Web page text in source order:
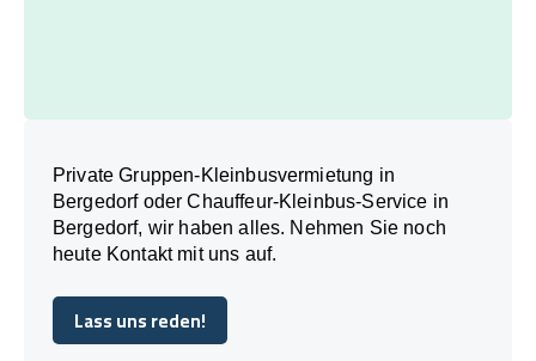
Private Gruppen-Kleinbusvermietung in
Bergedorf oder Chauffeur-Kleinbus-Service in
Bergedorf, wir haben alles. Nehmen Sie noch
heute Kontakt mit uns auf.
Lass uns reden!
Lass uns reden!